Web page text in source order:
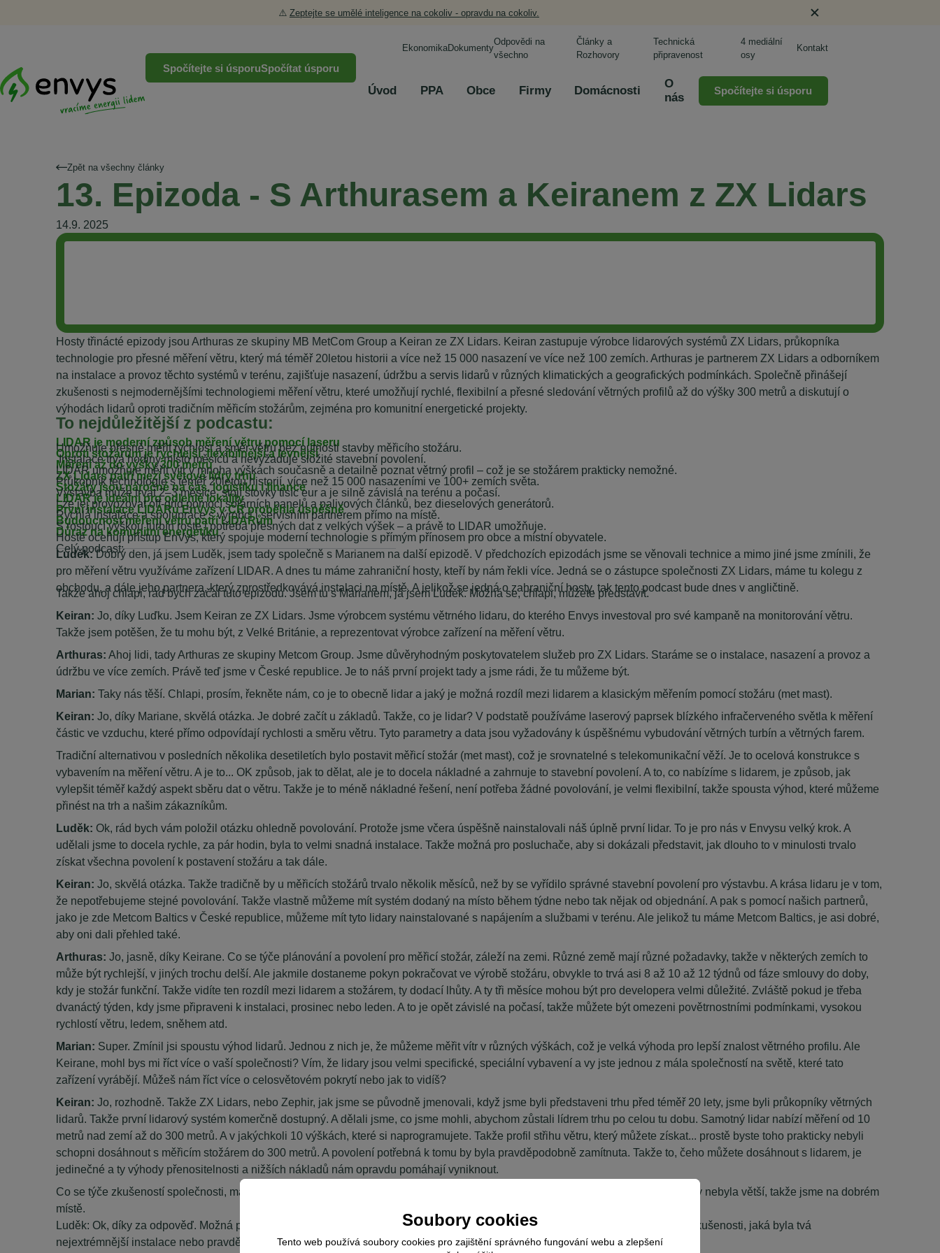
⚠️ Zeptejte se umělé inteligence na cokoliv - opravdu na cokoliv.
Spočítejte si úsporuSpočítat úsporu
EkonomikaDokumenty
Odpovědi na
všechno
Články a
Rozhovory
Technická
připravenost
4 mediální
osy
Kontakt
Úvod PPA Obce Firmy Domácnosti
O
nás
Spočítejte si úsporu
Zpět na všechny články
13. Epizoda - S Arthurasem a Keiranem z ZX Lidars
14.9. 2025
Hosty třinácté epizody jsou Arthuras ze skupiny MB MetCom Group a Keiran ze ZX Lidars. Keiran zastupuje výrobce lidarových systémů ZX Lidars, průkopníka
technologie pro přesné měření větru, který má téměř 20letou historii a více než 15 000 nasazení ve více než 100 zemích. Arthuras je partnerem ZX Lidars a odborníkem
na instalace a provoz těchto systémů v terénu, zajišťuje nasazení, údržbu a servis lidarů v různých klimatických a geografických podmínkách. Společně přinášejí
zkušenosti s nejmodernějšími technologiemi měření větru, které umožňují rychlé, flexibilní a přesné sledování větrných profilů až do výšky 300 metrů a diskutují o
výhodách lidarů oproti tradičním měřicím stožárům, zejména pro komunitní energetické projekty.
To nejdůležitější z podcastu:
LIDAR je moderní způsob měření větru pomocí laseru
Umožňuje přesně měřit rychlost a směr větru bez nutnosti stavby měřicího stožáru.
Oproti stožárům je rychlejší, flexibilnější a levnější
Instalace trvá hodiny místo měsíců a nevyžaduje složité stavební povolení.
Měření až do výšky 300 metrů
LIDAR umožňuje měřit vítr v mnoha výškách současně a detailně poznat větrný profil – což je se stožárem prakticky nemožné.
ZX Lidars patří mezi světové lídry trhu
Průkopník technologie s téměř 20letou historií, více než 15 000 nasazeními ve 100+ zemích světa.
Stožáry jsou náročné na čas, logistiku i finance
Výstavba může trvat 2–3 měsíce, stojí stovky tisíc eur a je silně závislá na terénu a počasí.
LIDAR je ideální pro odlehlé lokality
Lze jej provozovat off-grid pomocí solárních panelů a palivových článků, bez dieselových generátorů.
První instalace LIDARu EnVys v ČR proběhla úspěšně
Rychlá instalace a spolupráce s výrobci i servisním partnerem přímo na místě.
Budoucnost měření větru patří LIDARům
S rostoucí výškou turbín roste i potřeba přesných dat z velkých výšek – a právě to LIDAR umožňuje.
Důraz na komunitní energetiku
Hosté oceňují přístup EnVys, který spojuje moderní technologie s přímým přínosem pro obce a místní obyvatele.
______________________________________________________
Celý podcast:
Luděk:Dobrý den, já jsem Luděk, jsem tady společně s Marianem na další epizodě. V předchozích epizodách jsme se věnovali technice a mimo jiné jsme zmínili, že
pro měření větru využíváme zařízení LIDAR. A dnes tu máme zahraniční hosty, kteří by nám řekli více. Jedná se o zástupce společnosti ZX Lidars, máme tu kolegu z
obchodu, a dále jeho partnera, který zprostředkovává instalaci na místě. A jelikož se jedná o zahraniční hosty, tak tento podcast bude dnes v angličtině.
Takže ahoj chlapi, rád bych začal tuto epizodu. Jsem tu s Marianem, já jsem Luděk. Možná se, chlapi, můžete představit.
Keiran: Jo, díky Luďku. Jsem Keiran ze ZX Lidars. Jsme výrobcem systému větrného lidaru, do kterého Envys investoval pro své kampaně na monitorování větru.
Takže jsem potěšen, že tu mohu být, z Velké Británie, a reprezentovat výrobce zařízení na měření větru.
Arthuras: Ahoj lidi, tady Arthuras ze skupiny Metcom Group. Jsme důvěryhodným poskytovatelem služeb pro ZX Lidars. Staráme se o instalace, nasazení a provoz a
údržbu ve více zemích. Právě teď jsme v České republice. Je to náš první projekt tady a jsme rádi, že tu můžeme být.
Marian: Taky nás těší. Chlapi, prosím, řekněte nám, co je to obecně lidar a jaký je možná rozdíl mezi lidarem a klasickým měřením pomocí stožáru (met mast).
Keiran: Jo, díky Mariane, skvělá otázka. Je dobré začít u základů. Takže, co je lidar? V podstatě používáme laserový paprsek blízkého infračerveného světla k měření
částic ve vzduchu, které přímo odpovídají rychlosti a směru větru. Tyto parametry a data jsou vyžadovány k úspěšnému vybudování větrných turbín a větrných farem.
Tradiční alternativou v posledních několika desetiletích bylo postavit měřicí stožár (met mast), což je srovnatelné s telekomunikační věží. Je to ocelová konstrukce s
vybavením na měření větru. A je to... OK způsob, jak to dělat, ale je to docela nákladné a zahrnuje to stavební povolení. A to, co nabízíme s lidarem, je způsob, jak
vylepšit téměř každý aspekt sběru dat o větru. Takže je to méně nákladné řešení, není potřeba žádné povolování, je velmi flexibilní, takže spousta výhod, které můžeme
přinést na trh a našim zákazníkům.
Luděk: Ok, rád bych vám položil otázku ohledně povolování. Protože jsme včera úspěšně nainstalovali náš úplně první lidar. To je pro nás v Envysu velký krok. A
udělali jsme to docela rychle, za pár hodin, byla to velmi snadná instalace. Takže možná pro posluchače, aby si dokázali představit, jak dlouho to v minulosti trvalo
získat všechna povolení k postavení stožáru a tak dále.
Keiran: Jo, skvělá otázka. Takže tradičně by u měřicích stožárů trvalo několik měsíců, než by se vyřídilo správné stavební povolení pro výstavbu. A krása lidaru je v tom,
že nepotřebujeme stejné povolování. Takže vlastně můžeme mít systém dodaný na místo během týdne nebo tak nějak od objednání. A pak s pomocí našich partnerů,
jako je zde Metcom Baltics v České republice, můžeme mít tyto lidary nainstalované s napájením a službami v terénu. Ale jelikož tu máme Metcom Baltics, je asi dobré,
aby oni dali přehled také.
Arthuras: Jo, jasně, díky Keirane. Co se týče plánování a povolení pro měřicí stožár, záleží na zemi. Různé země mají různé požadavky, takže v některých zemích to
může být rychlejší, v jiných trochu delší. Ale jakmile dostaneme pokyn pokračovat ve výrobě stožáru, obvykle to trvá asi 8 až 10 až 12 týdnů od fáze smlouvy do doby,
kdy je stožár funkční. Takže vidíte ten rozdíl mezi lidarem a stožárem, ty dodací lhůty. A ty tři měsíce mohou být pro developera velmi důležité. Zvláště pokud je třeba
dvanáctý týden, kdy jsme připraveni k instalaci, prosinec nebo leden. A to je opět závislé na počasí, takže můžete být omezeni povětrnostními podmínkami, vysokou
rychlostí větru, ledem, sněhem atd.
Marian: Super. Zmínil jsi spoustu výhod lidarů. Jednou z nich je, že můžeme měřit vítr v různých výškách, což je velká výhoda pro lepší znalost větrného profilu. Ale
Keirane, mohl bys mi říct více o vaší společnosti? Vím, že lidary jsou velmi specifické, speciální vybavení a vy jste jednou z mála společností na světě, které tato
zařízení vyrábějí. Můžeš nám říct více o celosvětovém pokrytí nebo jak to vidíš?
Keiran: Jo, rozhodně. Takže ZX Lidars, nebo Zephir, jak jsme se původně jmenovali, když jsme byli představeni trhu před téměř 20 lety, jsme byli průkopníky větrných
lidarů. Takže první lidarový systém komerčně dostupný. A dělali jsme, co jsme mohli, abychom zůstali lídrem trhu po celou tu dobu. Samotný lidar nabízí měření od 10
metrů nad zemí až do 300 metrů. A v jakýchkoli 10 výškách, které si naprogramujete. Takže profil střihu větru, který můžete získat... prostě byste toho prakticky nebyli
schopni dosáhnout s měřicím stožárem do 300 metrů. A povolení potřebná k tomu by byla pravděpodobně zamítnuta. Takže to, čeho můžete dosáhnout s lidarem, je
jedinečné a ty výhody přenositelnosti a nižších nákladů nám opravdu pomáhají vyniknout.
Co se týče zkušeností společnosti, máme přes 15 000 nasazení po celém světě ve více než 100 zemích. A poptávka po lidaru nikdy nebyla větší, takže jsme na dobrém
místě.
Luděk: Ok, díky za odpověď. Možná pro tebe, Arthurasi, když tady slyšíme rozdíly mezi instalací a jak snadné to je... Z tvé osobní zkušenosti, jaká byla tvá
nejextrémnější instalace nebo pravděpodobně nejvyšší stožár?
Soubory cookies
Tento web používá soubory cookies pro zajištění správného fungování webu a zlepšení